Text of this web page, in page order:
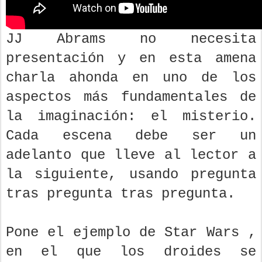
JJ Abrams no necesita
presentación y en esta amena
charla ahonda en uno de los
aspectos más fundamentales de
la imaginación: el misterio.
Cada escena debe ser un
adelanto que lleve al lector a
la siguiente, usando pregunta
tras pregunta tras pregunta.
Pone el ejemplo de Star Wars ,
en el que los droides se